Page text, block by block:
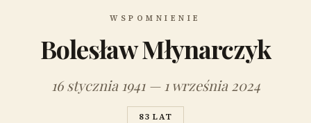
WSPOMNIENIE
Bolesław Młynarczyk
16 stycznia 1941 — 1 września 2024
83 LAT